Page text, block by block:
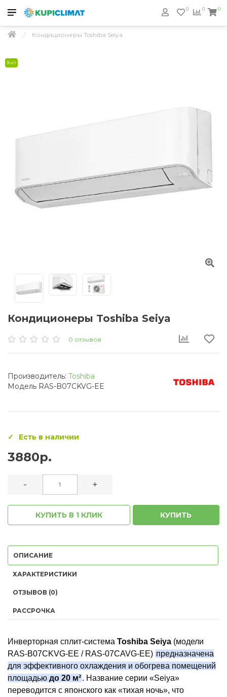
0
0 0
Кондиционеры Toshiba Seiya
Хит
Кондиционеры Toshiba Seiya
0 отзывов
Производитель: Toshiba
Модель RAS-B07СKVG-EЕ
Есть в наличии
3880р.
- +
КУПИТЬ В 1 КЛИК КУПИТЬ
ОПИСАНИЕ
ХАРАКТЕРИСТИКИ
ОТЗЫВОВ (0)
РАССРОЧКА
Инверторная сплит-система Toshiba Seiya (модели
RAS-B07CKVG-EE / RAS-07CAVG-EE) предназначена
для эффективного охлаждения и обогрева помещений
площадью до 20 м². Название серии «Seiya»
переводится с японского как «тихая ночь», что